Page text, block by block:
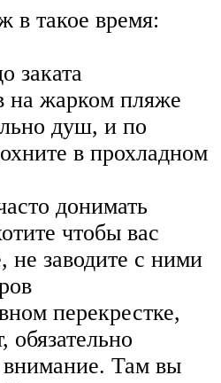
в такое время:
заката
на жарком пляже
душ, и по
в прохладном
донимать
чтобы вас
не заводите с ними
перекрестке,
обязательно
внимание. Там вы